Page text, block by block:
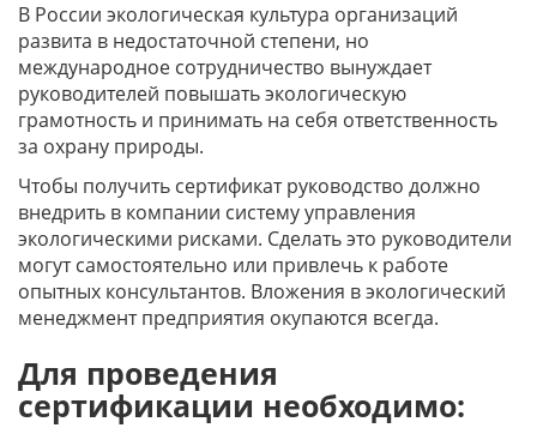
В России экологическая культура организаций
развита в недостаточной степени, но
международное сотрудничество вынуждает
руководителей повышать экологическую
грамотность и принимать на себя ответственность
за охрану природы.
Чтобы получить сертификат руководство должно
внедрить в компании систему управления
экологическими рисками. Сделать это руководители
могут самостоятельно или привлечь к работе
опытных консультантов. Вложения в экологический
менеджмент предприятия окупаются всегда.
Для проведения
сертификации необходимо: